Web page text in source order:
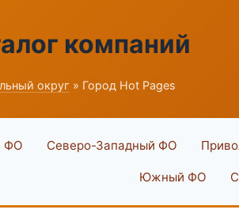
компаний
округ » Город Hot Pages
ФО Северо-Западный ФО
Южный ФО